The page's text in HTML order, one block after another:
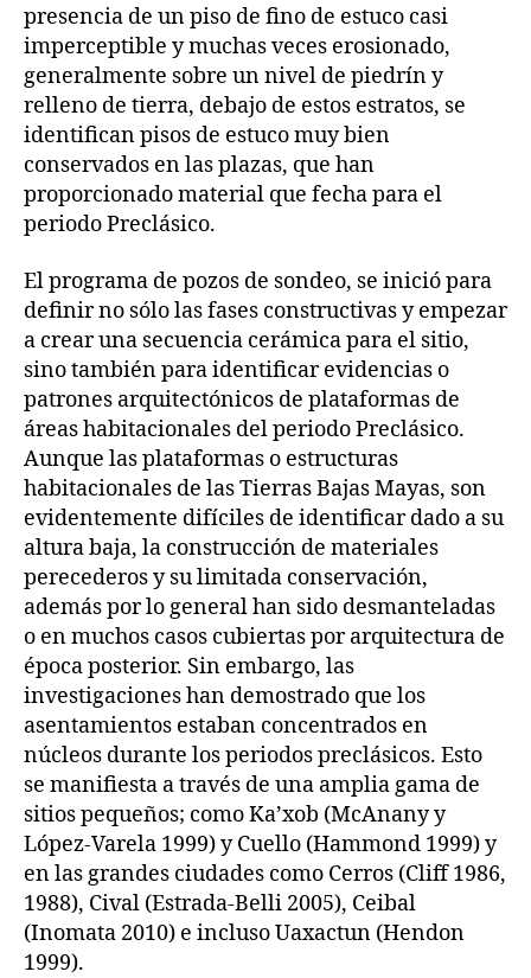
presencia de un piso de fino de estuco casi
imperceptible y muchas veces erosionado,
generalmente sobre un nivel de piedrín y
relleno de tierra, debajo de estos estratos, se
identifican pisos de estuco muy bien
conservados en las plazas, que han
proporcionado material que fecha para el
periodo Preclásico.
El programa de pozos de sondeo, se inició para
definir no sólo las fases constructivas y empezar
a crear una secuencia cerámica para el sitio,
sino también para identificar evidencias o
patrones arquitectónicos de plataformas de
áreas habitacionales del periodo Preclásico.
Aunque las plataformas o estructuras
habitacionales de las Tierras Bajas Mayas, son
evidentemente difíciles de identificar dado a su
altura baja, la construcción de materiales
perecederos y su limitada conservación,
además por lo general han sido desmanteladas
o en muchos casos cubiertas por arquitectura de
época posterior. Sin embargo, las
investigaciones han demostrado que los
asentamientos estaban concentrados en
núcleos durante los periodos preclásicos. Esto
se manifiesta a través de una amplia gama de
sitios pequeños; como Ka’xob (McAnany y
López-Varela 1999) y Cuello (Hammond 1999) y
en las grandes ciudades como Cerros (Cliff 1986,
1988), Cival (Estrada-Belli 2005), Ceibal
(Inomata 2010) e incluso Uaxactun (Hendon
1999).